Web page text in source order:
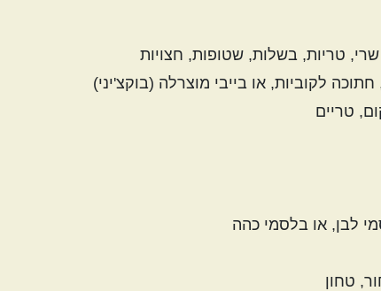
טריות, בשלות, שטופות, חצויות
חתוכה לקוביות, או בייבי מוצרלה (בוקצ'יני)
טריים
לבן או בלסמי כהה
טחון